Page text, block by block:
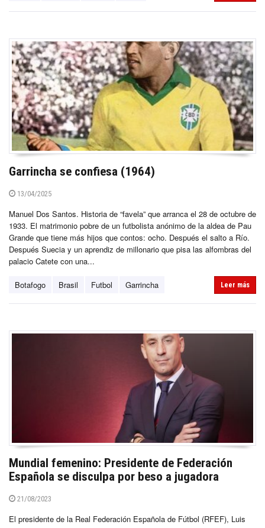
Garrincha se confiesa (1964)
13/04/2025
Manuel Dos Santos. Historia de “favela” que arranca el 28 de octubre de
1933. El matrimonio pobre de un futbolista anónimo de la aldea de Pau
Grande que tiene más hijos que contos: ocho. Después el salto a Río.
Después Suecia y un aprendiz de millonario que pisa las alfombras del
palacio Catete con una...
Botafogo Brasil Futbol Garrincha Leer más
Mundial femenino: Presidente de Federación
Española se disculpa por beso a jugadora
21/08/2023
El presidente de la Real Federación Española de Fútbol (RFEF), Luis